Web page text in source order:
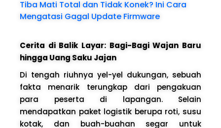
Tiba Mati Total dan Tidak Konek? Ini Cara
Mengatasi Gagal Update Firmware
Cerita di Balik Layar: Bagi-Bagi Wajan Baru
hingga Uang Saku Jajan
Di tengah riuhnya yel-yel dukungan, sebuah
fakta menarik terungkap dari pengakuan
para peserta di lapangan. Selain
mendapatkan paket logistik berupa roti, susu
kotak, dan buah-buahan segar untuk